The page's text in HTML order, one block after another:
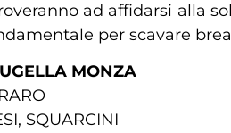
ad affidarsi alla
per scavare
MONZA
SQUARCINI